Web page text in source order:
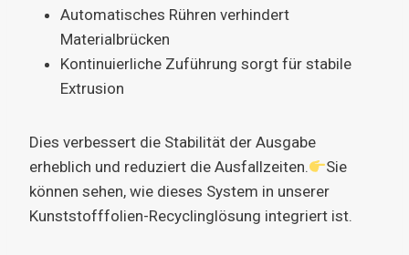
Automatisches Rühren verhindert
Materialbrücken
Kontinuierliche Zuführung sorgt für stabile
Extrusion
Dies verbessert die Stabilität der Ausgabe
erheblich und reduziert die Ausfallzeiten.
Sie
können sehen, wie dieses System in unserer
Kunststofffolien-Recyclinglösung integriert ist.